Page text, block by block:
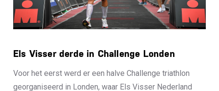
Els Visser derde in Challenge Londen
Voor het eerst werd er een halve Challenge triathlon
georganiseerd in Londen, waar Els Visser Nederland